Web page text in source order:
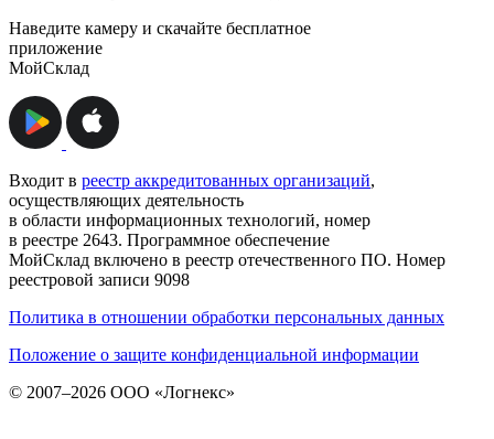
Наведите камеру и скачайте бесплатное
приложение
МойСклад
Входит в реестр аккредитованных организаций,
осуществляющих деятельность
в области информационных технологий, номер
в реестре 2643. Программное обеспечение
МойСклад включено в реестр отечественного ПО. Номер
реестровой записи 9098
Политика в отношении обработки персональных данных
Положение о защите конфиденциальной информации
© 2007–2026 ООО «Логнекс»